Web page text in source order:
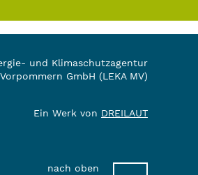
und Klimaschutzagentur
GmbH (LEKA MV)
Ein Werk von DREILAUT
nach oben